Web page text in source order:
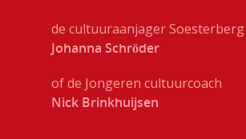
de cultuuraanjager Soesterberg
Johanna Schröder
of de Jongeren cultuurcoach
Nick Brinkhuijsen